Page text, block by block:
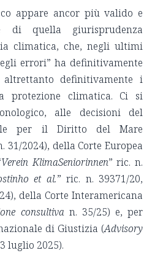
appare ancor più valido e
di quella giurisprudenza
climatica, che, negli ultimi
errori” ha definitivamente
altrettanto definitivamente i
protezione climatica. Ci si
alle decisioni del
per il Diritto del Mare
31/2024), della Corte Europea
Verein KlimaSeniorinnen” ric. n.
et al.” ric. n. 39371/20,
della Corte Interamericana
consultivan. 35/25) e, per
di Giustizia (Advisory
luglio 2025).